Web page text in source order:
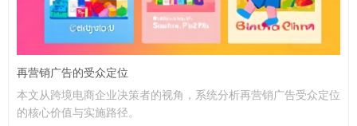
再营销广告的受众定位
本文从跨境电商企业决策者的视角，系统分析再营销广告受众定位
的核心价值与实施路径。